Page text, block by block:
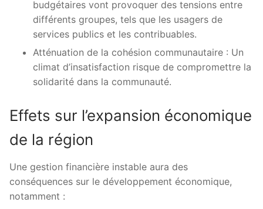
budgétaires vont provoquer des tensions entre
différents groupes, tels que les usagers de
services publics et les contribuables.
Atténuation de la cohésion communautaire : Un
climat d’insatisfaction risque de compromettre la
solidarité dans la communauté.
Effets sur l’expansion économique
de la région
Une gestion financière instable aura des
conséquences sur le développement économique,
notamment :